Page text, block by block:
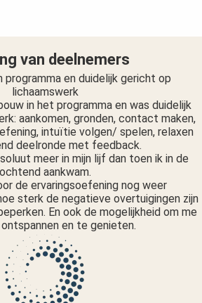
van deelnemers
programma en duidelijk gericht op
lichaamswerk
in het programma en was duidelijk
aankomen, gronden, contact maken,
intuïtie volgen/ spelen, relaxen
deelronde met feedback.
meer in mijn lijf dan toen ik in de
ochtend aankwam.
de ervaringsoefening nog weer
sterk de negatieve overtuigingen zijn
En ook de mogelijkheid om me
en te genieten.